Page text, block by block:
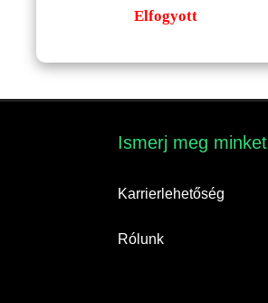
Elfogyott
Ismerj meg minket​
Karrierlehetőség
Rólunk